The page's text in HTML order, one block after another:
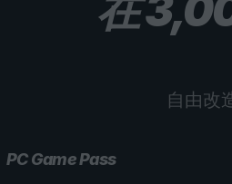
自由改
PC Game Pass